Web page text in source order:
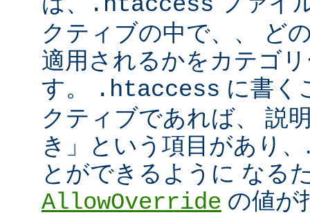
クティブの中で、、 ど
適用されるかをカテゴ
す。
.htaccess に書く
クティブであれば、 説
き」という項目があり
とができるように なる
AllowOverride の値が